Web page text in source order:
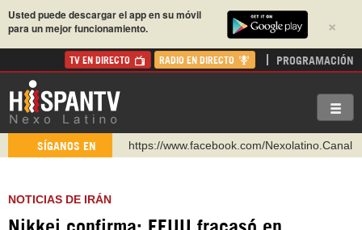
×
Usted puede descargar el app en su móvil
para un mejor funcionamiento.
TV EN DIRECTO RADIO EN DIRECTO PROGRAMACIÓN
SÍGANOS EN
https://www.facebook.com/Nexolatino.Canal
https://t.me/hispantvcanal
NOTICIAS DE IRÁN
Nikkei confirma: EEUU fracasó en